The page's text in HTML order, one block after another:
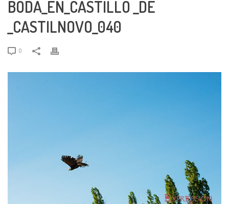
BODA_EN_CASTILLO _DE
_CASTILNOVO_040
0